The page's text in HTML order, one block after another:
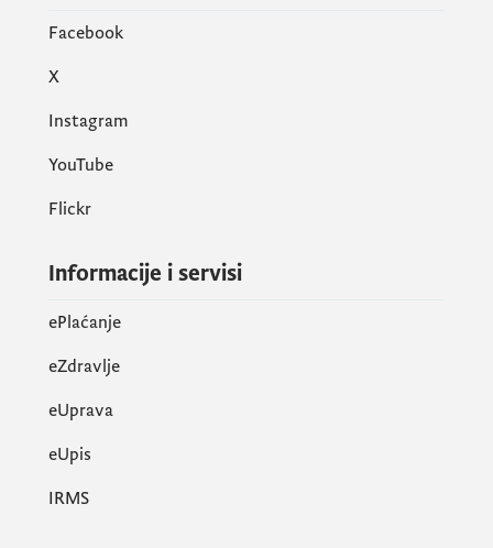
Facebook
X
Instagram
YouTube
Flickr
Informacije i servisi
ePlaćanje
eZdravlje
eUprava
еUpis
IRMS